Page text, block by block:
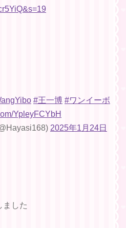
#王一博 #ワンイーボ
YpleyFCYbH
2025年1月24日
ました